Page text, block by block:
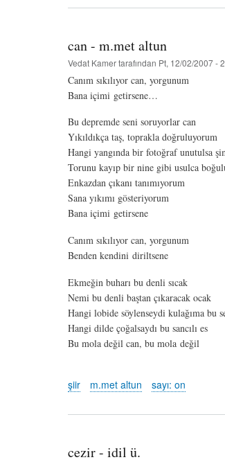
can - m.met altun
Vedat Kamertarafından Pt, 12/02/2007 -
Canım sıkılıyor can, yorgunum
Bana içimi getirsene…
Bu depremde seni soruyorlar can
Yıkıldıkça taş, toprakla doğruluyorum
Hangi yangında bir fotoğraf unutulsa
Torunu kayıp bir nine gibi usulca
Enkazdan çıkanı tanımıyorum
Sana yıkımı gösteriyorum
Bana içimi getirsene
Canım sıkılıyor can, yorgunum
Benden kendini diriltsene
Ekmeğin buharı bu denli sıcak
Nemi bu denli baştan çıkaracak ocak
Hangi lobide söylenseydi kulağıma bu
Hangi dilde çoğalsaydı bu sancılı es
Bu mola değil can, bu mola değil
şiir m.met altun sayı: on
cezir - idil ü.